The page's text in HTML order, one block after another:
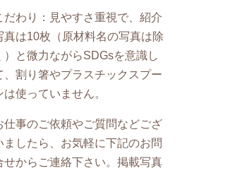
だわり：見やすさ重視で、紹介
真は10枚（原材料名の写真は除
）と微力ながらSDGsを意識し
、割り箸やプラスチックスプー
は使っていません。
仕事のご依頼やご質問などござ
ましたら、お気軽に下記のお問
せからご連絡下さい。掲載写真